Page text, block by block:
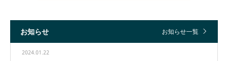
お知らせ お知らせ一覧
2024.01.22